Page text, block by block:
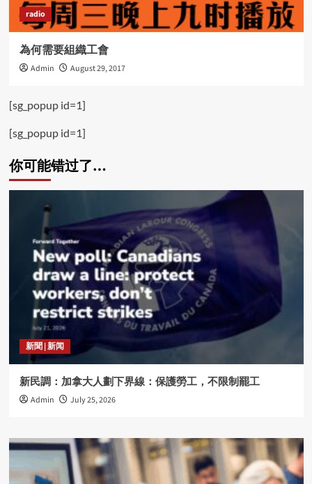
radio
為何需要組織工會
Admin August 29, 2017
[sg_popup id=1]
[sg_popup id=1]
你可能错过了…
新聞 | 新闻
新民調：加拿大人劃下界線：保護勞工，不限制罷工
Admin July 25, 2026